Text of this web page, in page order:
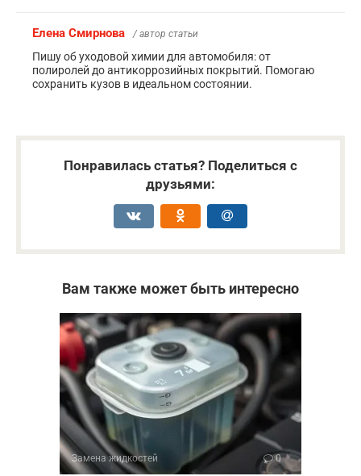
Елена Смирнова / автор статьи
Пишу об уходовой химии для автомобиля: от
полиролей до антикоррозийных покрытий. Помогаю
сохранить кузов в идеальном состоянии.
Понравилась статья? Поделиться с
друзьями:
Вам также может быть интересно
Замена жидкостей 0